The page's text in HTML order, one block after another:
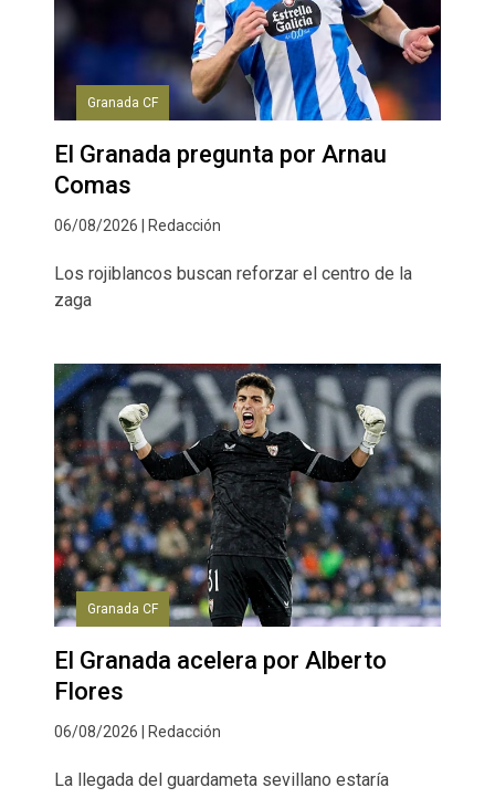
Granada CF
El Granada pregunta por Arnau
Comas
06/08/2026 | Redacción
Los rojiblancos buscan reforzar el centro de la
zaga
Granada CF
El Granada acelera por Alberto
Flores
06/08/2026 | Redacción
La llegada del guardameta sevillano estaría